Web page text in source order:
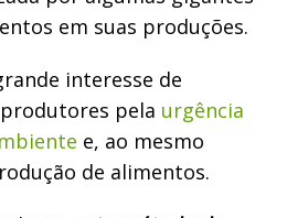
em suas produções.
interesse de
pela urgência
e, ao mesmo
de alimentos.